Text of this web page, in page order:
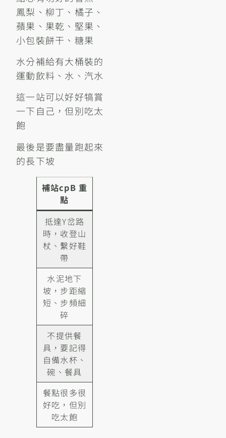
鳳梨、柳丁、橘子、
蘋果、果乾、堅果、
小包裝餅干、糖果
水分補給有大桶裝的
運動飲料、水、汽水
這一站可以好好犒賞
一下自己，但別吃太
飽
最後是要盡量跑起來
的長下坡
補站cpB 重
點
抵達Y岔路
時，收登山
杖、繫好鞋
帶
水泥地下
坡，步距縮
短、步頻細
碎
不提供餐
具，要記得
自備水杯、
碗、餐具
餐點很多很
好吃，但別
吃太飽